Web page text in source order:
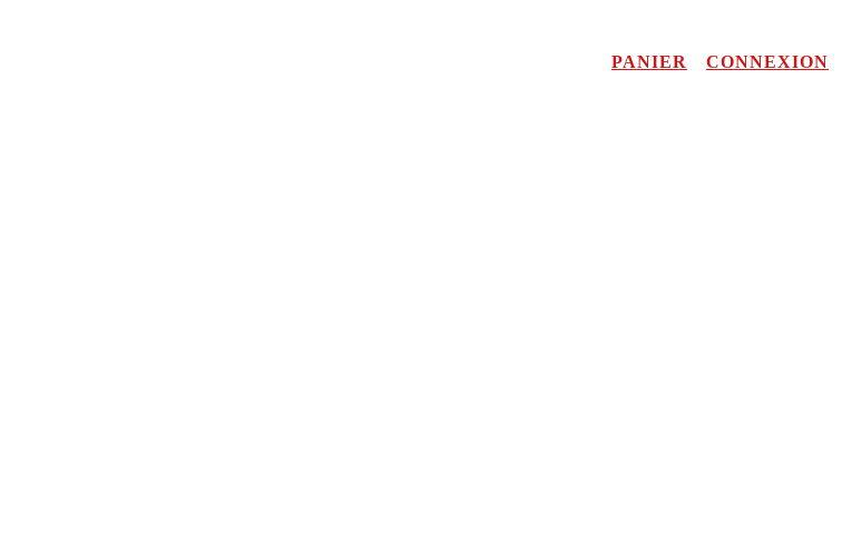
PANIER
CONNEXION